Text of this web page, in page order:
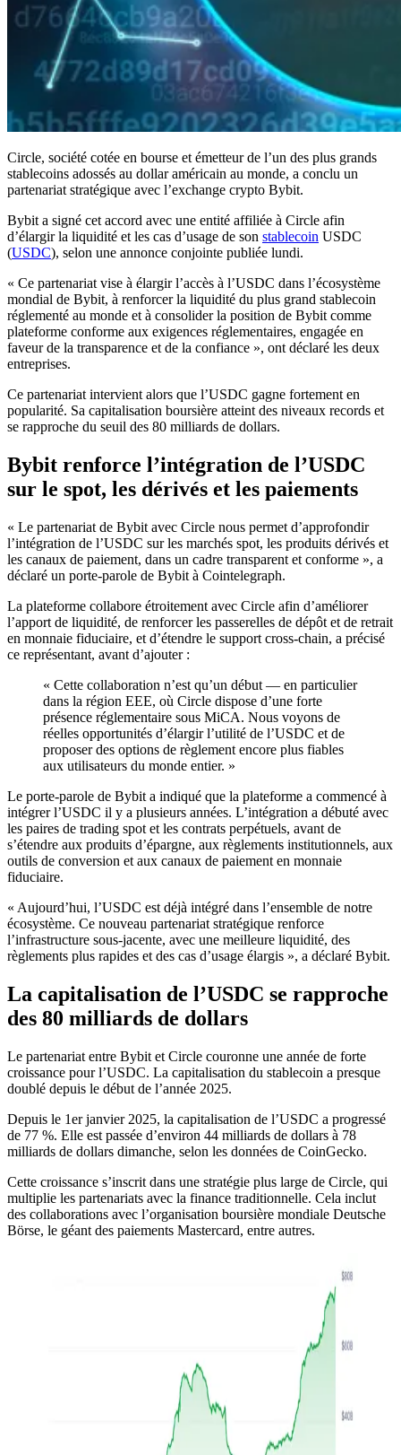
Circle, société cotée en bourse et émetteur de l’un des plus grands
stablecoins adossés au dollar américain au monde, a conclu un
partenariat stratégique avec l’exchange crypto Bybit.
Bybit a signé cet accord avec une entité affiliée à Circle afin
d’élargir la liquidité et les cas d’usage de son stablecoin USDC
(USDC), selon une annonce conjointe publiée lundi.
« Ce partenariat vise à élargir l’accès à l’USDC dans l’écosystème
mondial de Bybit, à renforcer la liquidité du plus grand stablecoin
réglementé au monde et à consolider la position de Bybit comme
plateforme conforme aux exigences réglementaires, engagée en
faveur de la transparence et de la confiance », ont déclaré les deux
entreprises.
Ce partenariat intervient alors que l’USDC gagne fortement en
popularité. Sa capitalisation boursière atteint des niveaux records et
se rapproche du seuil des 80 milliards de dollars.
Bybit renforce l’intégration de l’USDC
sur le spot, les dérivés et les paiements
« Le partenariat de Bybit avec Circle nous permet d’approfondir
l’intégration de l’USDC sur les marchés spot, les produits dérivés et
les canaux de paiement, dans un cadre transparent et conforme », a
déclaré un porte-parole de Bybit à Cointelegraph.
La plateforme collabore étroitement avec Circle afin d’améliorer
l’apport de liquidité, de renforcer les passerelles de dépôt et de retrait
en monnaie fiduciaire, et d’étendre le support cross-chain, a précisé
ce représentant, avant d’ajouter :
« Cette collaboration n’est qu’un début — en particulier
dans la région EEE, où Circle dispose d’une forte
présence réglementaire sous MiCA. Nous voyons de
réelles opportunités d’élargir l’utilité de l’USDC et de
proposer des options de règlement encore plus fiables
aux utilisateurs du monde entier. »
Le porte-parole de Bybit a indiqué que la plateforme a commencé à
intégrer l’USDC il y a plusieurs années. L’intégration a débuté avec
les paires de trading spot et les contrats perpétuels, avant de
s’étendre aux produits d’épargne, aux règlements institutionnels, aux
outils de conversion et aux canaux de paiement en monnaie
fiduciaire.
« Aujourd’hui, l’USDC est déjà intégré dans l’ensemble de notre
écosystème. Ce nouveau partenariat stratégique renforce
l’infrastructure sous-jacente, avec une meilleure liquidité, des
règlements plus rapides et des cas d’usage élargis », a déclaré Bybit.
La capitalisation de l’USDC se rapproche
des 80 milliards de dollars
Le partenariat entre Bybit et Circle couronne une année de forte
croissance pour l’USDC. La capitalisation du stablecoin a presque
doublé depuis le début de l’année 2025.
Depuis le 1er janvier 2025, la capitalisation de l’USDC a progressé
de 77 %. Elle est passée d’environ 44 milliards de dollars à 78
milliards de dollars dimanche, selon les données de CoinGecko.
Cette croissance s’inscrit dans une stratégie plus large de Circle, qui
multiplie les partenariats avec la finance traditionnelle. Cela inclut
des collaborations avec l’organisation boursière mondiale Deutsche
Börse, le géant des paiements Mastercard, entre autres.